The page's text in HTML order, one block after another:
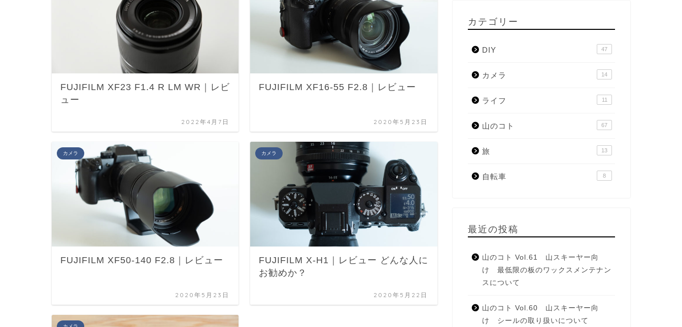
FUJIFILM XF23 F1.4 R LM WR｜レビ
ュー
2022年4月7日
FUJIFILM XF16-55 F2.8｜レビュー
2020年5月23日
カメラ
FUJIFILM XF50-140 F2.8｜レビュー
2020年5月23日
カメラ
FUJIFILM X-H1｜レビュー どんな人に
お勧めか？
2020年5月22日
カテゴリー
DIY 47
カメラ 14
ライフ 11
山のコト 67
旅 13
自転車 8
最近の投稿
山のコト Vol.61 山スキーヤー向
け 最低限の板のワックスメンテナン
スについて
山のコト Vol.60 山スキーヤー向
け シールの取り扱いについて